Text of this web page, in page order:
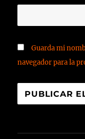
Guarda mi
navegador para la